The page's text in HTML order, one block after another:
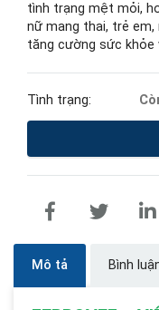
tình trạng mệt mỏi,
nữ mang thai, trẻ
tăng cường sức khỏe
Tình trạng:
Mô tả Bình